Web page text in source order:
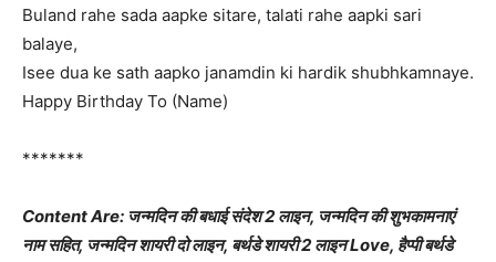
Buland rahe sada aapke sitare, talati rahe aapki sari
balaye,
Isee dua ke sath aapko janamdin ki hardik shubhkamnaye.
Happy Birthday To (Name)
*******
Content Are: जन्मदिन की बधाई संदेश 2 लाइन, जन्मदिन की शुभकामनाएं
नाम सहित, जन्मदिन शायरी दो लाइन, बर्थडे शायरी 2 लाइन Love, हैप्पी बर्थडे